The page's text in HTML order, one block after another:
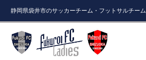
静岡県袋井市のサッカーチーム・フットサルチーム